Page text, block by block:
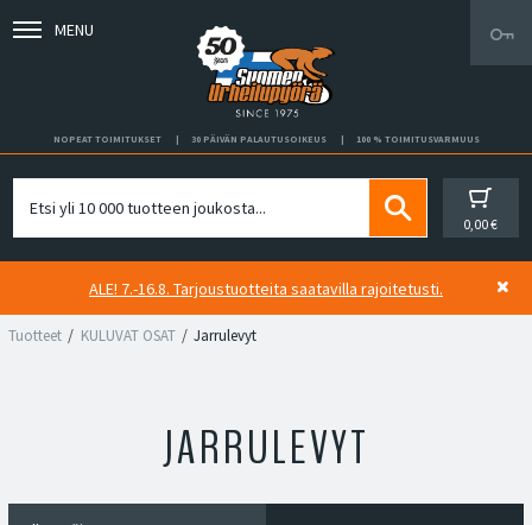
MENU
NOPEAT TOIMITUKSET 30 PÄIVÄN PALAUTUSOIKEUS 100 % TOIMITUSVARMUUS
0,00 €
ALE! 7.-16.8. Tarjoustuotteita saatavilla rajoitetusti.
Tuotteet KULUVAT OSAT Jarrulevyt
JARRULEVYT